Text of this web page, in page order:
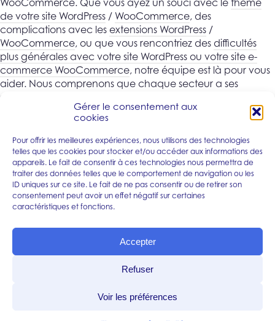
Gérer le consentement aux
cookies
Pour offrir les meilleures expériences, nous utilisons des technologies
telles que les cookies pour stocker et/ou accéder aux informations des
appareils. Le fait de consentir à ces technologies nous permettra de
traiter des données telles que le comportement de navigation ou les
ID uniques sur ce site. Le fait de ne pas consentir ou de retirer son
consentement peut avoir un effet négatif sur certaines
caractéristiques et fonctions.
Accepter
Refuser
Voir les préférences
de votre site WordPress / WooCommerce, des
complications avec les extensions WordPress /
WooCommerce, ou que vous rencontriez des difficultés
plus générales avec votre site WordPress ou votre site e-
commerce WooCommerce, notre équipe est là pour vous
aider. Nous comprenons que chaque secteur a ses
spécificités, c’est pourquoi nous offrons des services
adaptés à une large gamme de domaines, y compris
pour les sites WordPress en
investissement, conseil, droit,
banque, assurance, ainsi que pour lessites e-commerce
en food et retail. Notre expertise s’étend également aux
sites WordPress spécialisés en RH et formation, enB2B et
services aux entreprises, ensanté, enmode et beauté, en
hôtellerie et restauration, ainsi qu’auxsites de luxe, de
voyage et loisirs, d’immobilier, BTP et construction
et organismes publics. AvecDepannageWp.fr, bénéficiez
d’une intervention rapide et efficace, adaptée à votre
secteur d’activité, et assurez-vous que votre site WordPress
ou WooCommerce fonctionne à son plein potentiel.
Nous suivre